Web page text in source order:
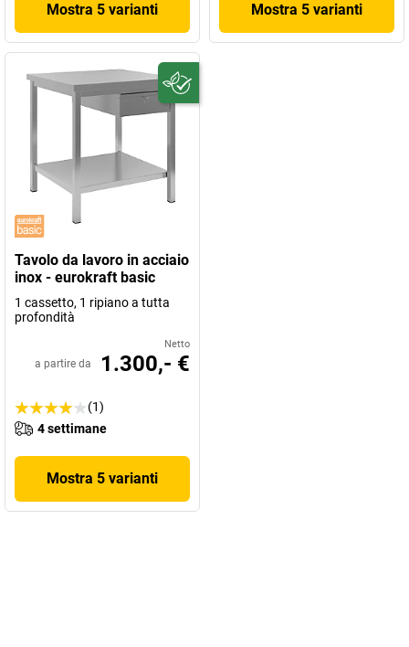
Mostra 5 varianti Mostra 5 varianti
Tavolo da lavoro in acciaio
inox - eurokraft basic
1 cassetto, 1 ripiano a tutta
profondità
Netto
a partire da 1.300,- €
(1)
4 settimane
Mostra 5 varianti